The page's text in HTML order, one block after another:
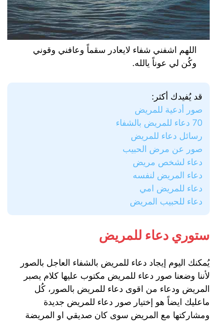
اللهم اشفني شفاء لايعادر سقماً وعافني وقوني
وكُن لي عوناً يالله.
قد يُفيدك أكثر:
صور أدعية للمريض
70 دعاء للمريض بالشفاء
رسائل دعاء للمريض
صور عن مرض الحبيب
دعاء لشخص مريض
دعاء المريض لنفسه
دعاء للمريض امي
دعاء للحبيب المريض
ستوري دعاء للمريض
يُمكنك اليوم إيجاد دعاء للمريض بالشفاء العاجل بالصور
لأننا وضعنا صور دعاء للمريض مكتوب عليها كلام يصبر
المريض ودعاء من اقوى دعاء للمريض بالصور، كُل
ماعليك ايضاً هو إختيار صور دعاء للمريض جديدة
ومشاركتها مع المريض سوى كان صديقي او المريضة